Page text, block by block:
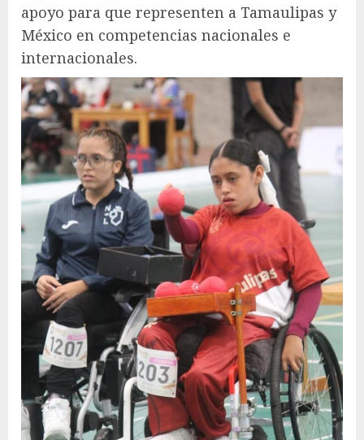
apoyo para que representen a Tamaulipas y
México en competencias nacionales e
internacionales.